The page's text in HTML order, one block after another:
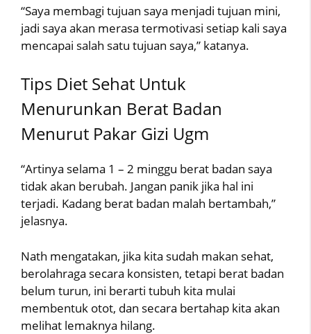
“Saya membagi tujuan saya menjadi tujuan mini,
jadi saya akan merasa termotivasi setiap kali saya
mencapai salah satu tujuan saya,” katanya.
Tips Diet Sehat Untuk
Menurunkan Berat Badan
Menurut Pakar Gizi Ugm
“Artinya selama 1 – 2 minggu berat badan saya
tidak akan berubah. Jangan panik jika hal ini
terjadi. Kadang berat badan malah bertambah,”
jelasnya.
Nath mengatakan, jika kita sudah makan sehat,
berolahraga secara konsisten, tetapi berat badan
belum turun, ini berarti tubuh kita mulai
membentuk otot, dan secara bertahap kita akan
melihat lemaknya hilang.